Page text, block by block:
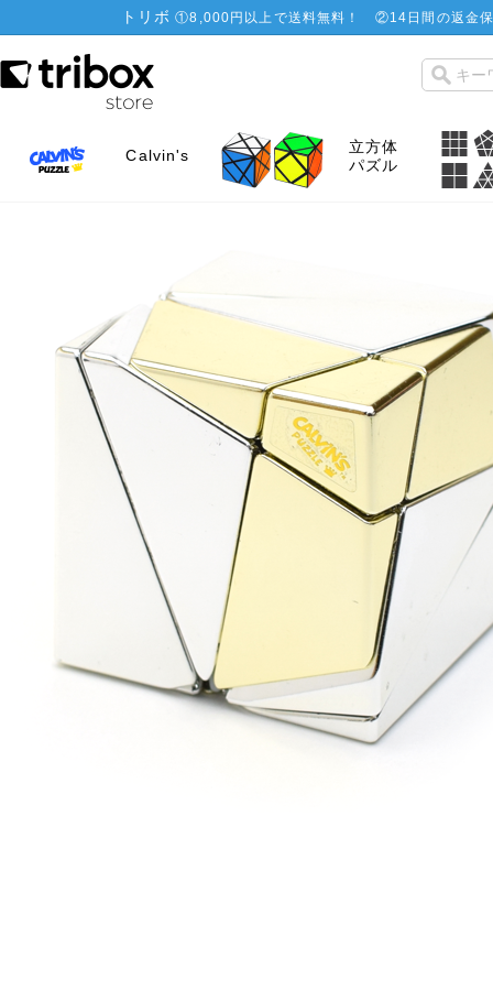
トリボ ①8,000円以上で送料無料！ ②14日間の返金
Calvin's
立方体
パズル